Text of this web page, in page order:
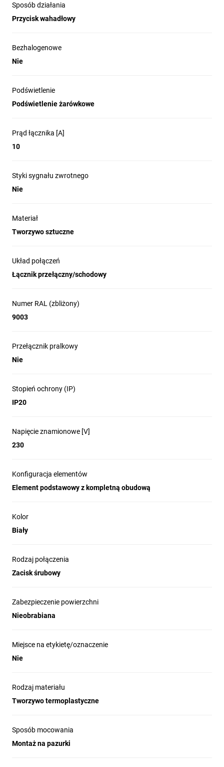
Sposób działania
Przycisk wahadłowy
Bezhalogenowe
Nie
Podświetlenie
Podświetlenie żarówkowe
Prąd łącznika [A]
10
Styki sygnału zwrotnego
Nie
Materiał
Tworzywo sztuczne
Układ połączeń
Łącznik przełączny/schodowy
Numer RAL (zbliżony)
9003
Przełącznik pralkowy
Nie
Stopień ochrony (IP)
IP20
Napięcie znamionowe [V]
230
Konfiguracja elementów
Element podstawowy z kompletną obudową
Kolor
Biały
Rodzaj połączenia
Zacisk śrubowy
Zabezpieczenie powierzchni
Nieobrabiana
Miejsce na etykietę/oznaczenie
Nie
Rodzaj materiału
Tworzywo termoplastyczne
Sposób mocowania
Montaż na pazurki